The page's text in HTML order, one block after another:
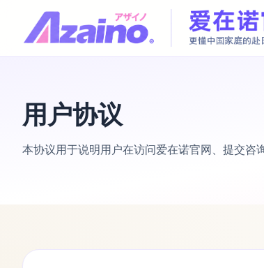
用户协议
本协议用于说明用户在访问爱在诺官网、提交咨